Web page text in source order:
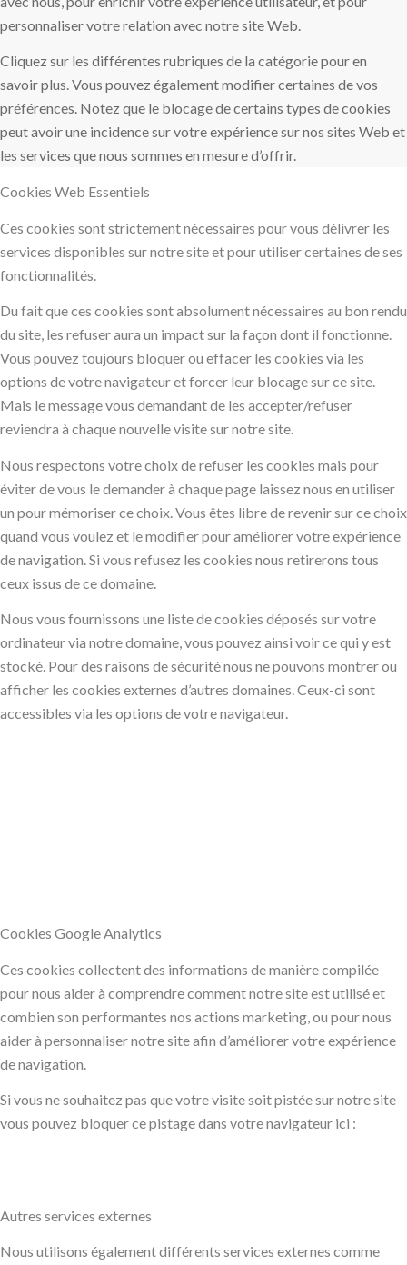
personnaliser votre relation avec notre site Web.
Cliquez sur les différentes rubriques de la catégorie pour en
savoir plus. Vous pouvez également modifier certaines de vos
préférences. Notez que le blocage de certains types de cookies
peut avoir une incidence sur votre expérience sur nos sites Web et
les services que nous sommes en mesure d’offrir.
Cookies Web Essentiels
Ces cookies sont strictement nécessaires pour vous délivrer les
services disponibles sur notre site et pour utiliser certaines de ses
fonctionnalités.
Du fait que ces cookies sont absolument nécessaires au bon rendu
du site, les refuser aura un impact sur la façon dont il fonctionne.
Vous pouvez toujours bloquer ou effacer les cookies via les
options de votre navigateur et forcer leur blocage sur ce site.
Mais le message vous demandant de les accepter/refuser
reviendra à chaque nouvelle visite sur notre site.
Nous respectons votre choix de refuser les cookies mais pour
éviter de vous le demander à chaque page laissez nous en utiliser
un pour mémoriser ce choix. Vous êtes libre de revenir sur ce choix
quand vous voulez et le modifier pour améliorer votre expérience
de navigation. Si vous refusez les cookies nous retirerons tous
ceux issus de ce domaine.
Nous vous fournissons une liste de cookies déposés sur votre
ordinateur via notre domaine, vous pouvez ainsi voir ce qui y est
stocké. Pour des raisons de sécurité nous ne pouvons montrer ou
afficher les cookies externes d’autres domaines. Ceux-ci sont
accessibles via les options de votre navigateur.
Cookies Google Analytics
Ces cookies collectent des informations de manière compilée
pour nous aider à comprendre comment notre site est utilisé et
combien son performantes nos actions marketing, ou pour nous
aider à personnaliser notre site afin d’améliorer votre expérience
de navigation.
Si vous ne souhaitez pas que votre visite soit pistée sur notre site
vous pouvez bloquer ce pistage dans votre navigateur ici :
Autres services externes
Nous utilisons également différents services externes comme